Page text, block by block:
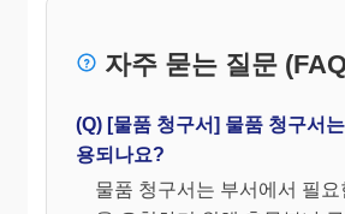
자주 묻는 질문
(Q) [물품 청구서] 물품 청구서
용되나요?
물품 청구서는 부서에서 필